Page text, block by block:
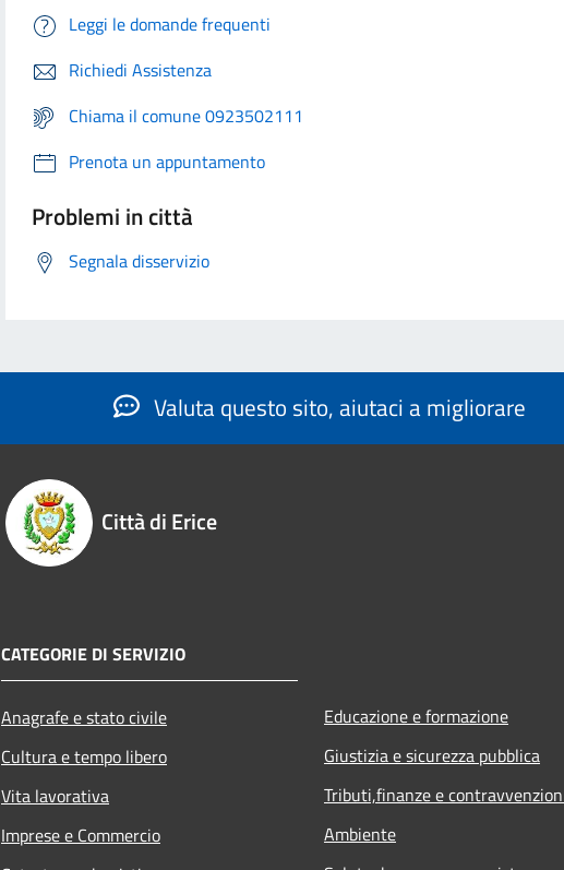
Leggi le domande frequenti
Richiedi Assistenza
Chiama il comune 0923502111
Prenota un appuntamento
Problemi in città
Segnala disservizio
Valuta questo sito, aiutaci a migliorare
Città di Erice
CATEGORIE DI SERVIZIO
Anagrafe e stato civile
Cultura e tempo libero
Vita lavorativa
Imprese e Commercio
Educazione e formazione
Giustizia e sicurezza pubblica
Tributi,finanze e
Ambiente